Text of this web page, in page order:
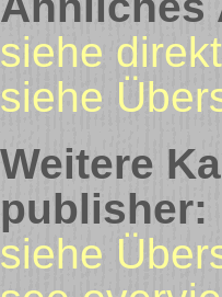
siehe
siehe
Weitere
publisher:
siehe